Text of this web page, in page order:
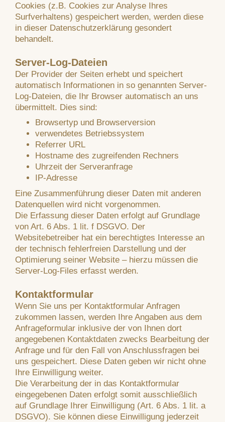
Cookies (z.B. Cookies zur Analyse Ihres
Surfverhaltens) gespeichert werden, werden diese
in dieser Datenschutzerklärung gesondert
behandelt.
Server-Log-Dateien
Der Provider der Seiten erhebt und speichert
automatisch Informationen in so genannten Server-
Log-Dateien, die Ihr Browser automatisch an uns
übermittelt. Dies sind:
Browsertyp und Browserversion
verwendetes Betriebssystem
Referrer URL
Hostname des zugreifenden Rechners
Uhrzeit der Serveranfrage
IP-Adresse
Eine Zusammenführung dieser Daten mit anderen
Datenquellen wird nicht vorgenommen.
Die Erfassung dieser Daten erfolgt auf Grundlage
von Art. 6 Abs. 1 lit. f DSGVO. Der
Websitebetreiber hat ein berechtigtes Interesse an
der technisch fehlerfreien Darstellung und der
Optimierung seiner Website – hierzu müssen die
Server-Log-Files erfasst werden.
Kontaktformular
Wenn Sie uns per Kontaktformular Anfragen
zukommen lassen, werden Ihre Angaben aus dem
Anfrageformular inklusive der von Ihnen dort
angegebenen Kontaktdaten zwecks Bearbeitung der
Anfrage und für den Fall von Anschlussfragen bei
uns gespeichert. Diese Daten geben wir nicht ohne
Ihre Einwilligung weiter.
Die Verarbeitung der in das Kontaktformular
eingegebenen Daten erfolgt somit ausschließlich
auf Grundlage Ihrer Einwilligung (Art. 6 Abs. 1 lit. a
DSGVO). Sie können diese Einwilligung jederzeit